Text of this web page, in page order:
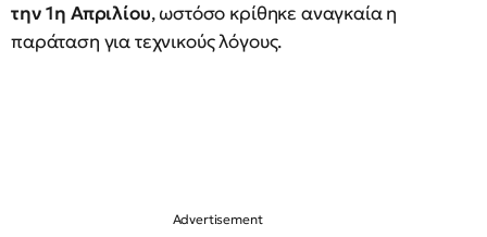
την 1η Απριλίου, ωστόσο κρίθηκε αναγκαία η
παράταση για τεχνικούς λόγους.